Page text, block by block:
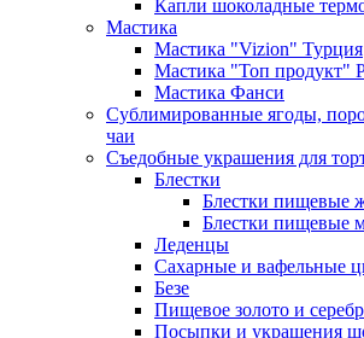
Капли шоколадные
Мастика
Мастика "Vizion" Турция
Мастика "Топ продукт"
Мастика Фанси
Сублимированные ягоды,
чаи
Съедобные украшения для
Блестки
Блестки пищевые
Блестки пищевые
Леденцы
Сахарные и вафельные
Безе
Пищевое золото и
Посыпки и украшения